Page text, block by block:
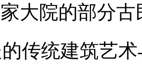
院的部分古
传统建筑艺